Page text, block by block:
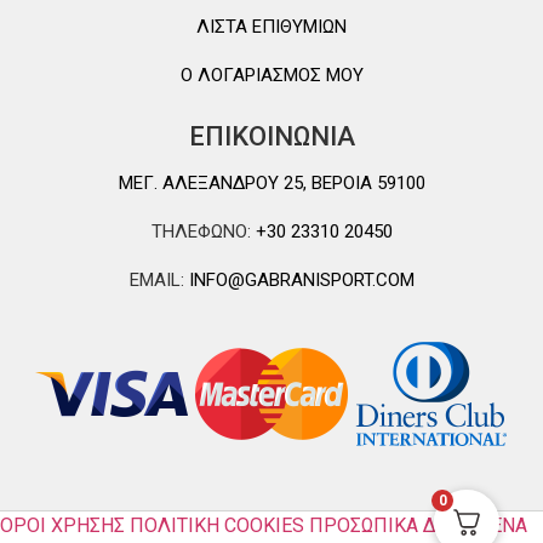
ΛΙΣΤΑ ΕΠΙΘΥΜΙΩΝ
Ο ΛΟΓΑΡΙΑΣΜΟΣ ΜΟΥ
ΕΠΙΚΟΙΝΩΝΙΑ
ΜΕΓ. ΑΛΕΞΑΝΔΡΟΥ 25, ΒΕΡΟΙΑ 59100
ΤΗΛΕΦΩΝΟ: +30 23310 20450
EMAIL: INFO@GABRANISPORT.COM
ΟΡΟΙ ΧΡΗΣΗΣ ΠΟΛΙΤΙΚΗ COOKIES ΠΡΟΣΩΠΙΚΑ ΔΕΔΟΜΕΝΑ
0